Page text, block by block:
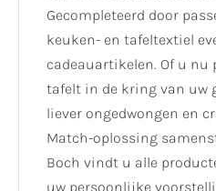
Gecompleteerd door
keuken- en tafeltextiel
cadeauartikelen. Of u nu
tafelt in de kring van uw
liever ongedwongen en
Match-oplossing
Boch vindt u alle
uw persoonlijke